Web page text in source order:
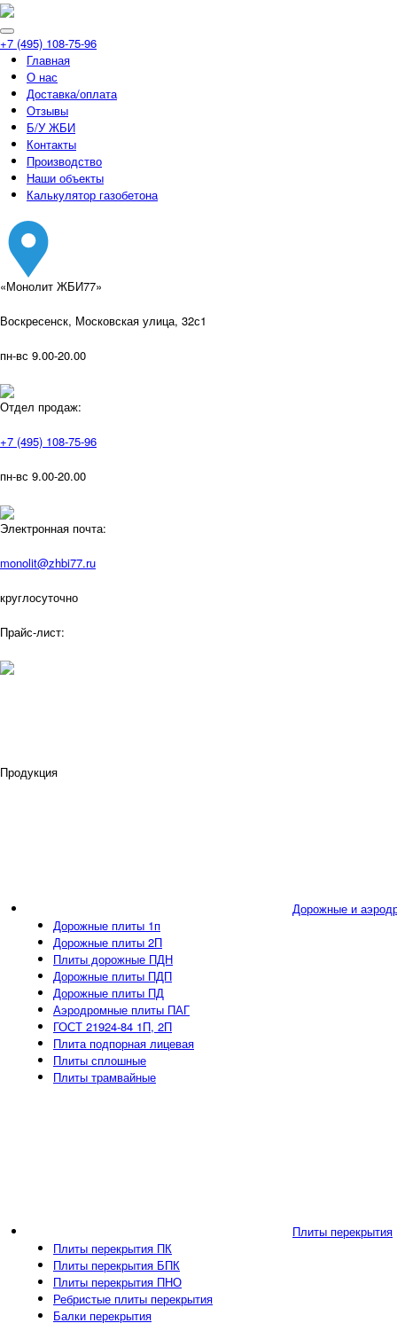
+7 (495) 108-75-96
Главная
О нас
Доставка/оплата
Отзывы
Б/У ЖБИ
Контакты
Производство
Наши объекты
Калькулятор газобетона
«Монолит ЖБИ77»
Воскресенск, Московская улица, 32с1
пн-вс 9.00-20.00
Отдел продаж:
+7 (495) 108-75-96
пн-вс 9.00-20.00
Электронная почта:
monolit@zhbi77.ru
круглосуточно
Прайс-лист:
Продукция
Дорожные и
Дорожные плиты 1п
Дорожные плиты 2П
Плиты дорожные ПДН
Дорожные плиты ПДП
Дорожные плиты ПД
Аэродромные плиты ПАГ
ГОСТ 21924-84 1П, 2П
Плита подпорная лицевая
Плиты сплошные
Плиты трамвайные
Плиты перекрытия
Плиты перекрытия ПК
Плиты перекрытия БПК
Плиты перекрытия ПНО
Ребристые плиты перекрытия
Балки перекрытия